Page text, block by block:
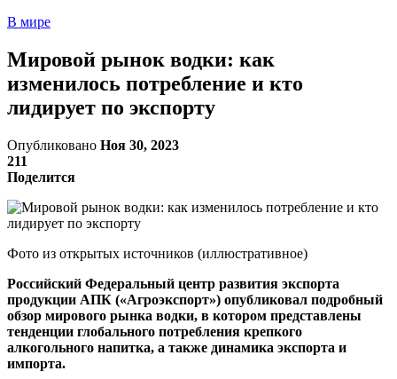
В мире
Мировой рынок водки: как
изменилось потребление и кто
лидирует по экспорту
Опубликовано Ноя 30, 2023
211
Поделится
Фото из открытых источников (иллюстративное)
Российский Федеральный центр развития экспорта
продукции АПК («Агроэкспорт») опубликовал подробный
обзор мирового рынка водки, в котором представлены
тенденции глобального потребления крепкого
алкогольного напитка, а также динамика экспорта и
импорта.